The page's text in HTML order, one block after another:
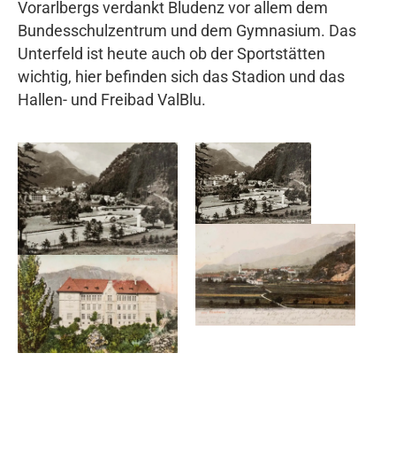
Vorarlbergs verdankt Bludenz vor allem dem
Bundesschulzentrum und dem Gymnasium. Das
Unterfeld ist heute auch ob der Sportstätten
wichtig, hier befinden sich das Stadion und das
Hallen- und Freibad ValBlu.